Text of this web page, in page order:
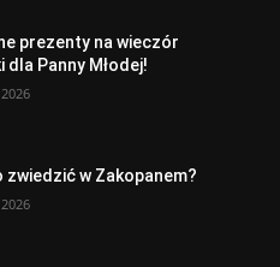
prezenty na wieczór
dla Panny Młodej!
zwiedzić w Zakopanem?